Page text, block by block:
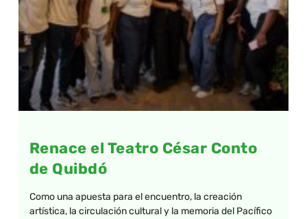
Renace el Teatro César Conto
de Quibdó
Como una apuesta para el encuentro, la creación
artística, la circulación cultural y la memoria del Pacífico